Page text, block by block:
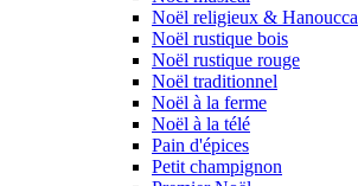
Noël religieux & Hanoucca
Noël rustique bois
Noël rustique rouge
Noël traditionnel
Noël à la ferme
Noël à la télé
Pain d'épices
Petit champignon